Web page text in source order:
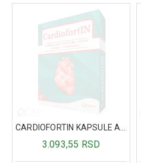
CARDIOFORTIN KAPSULE A30
3.093,55 RSD